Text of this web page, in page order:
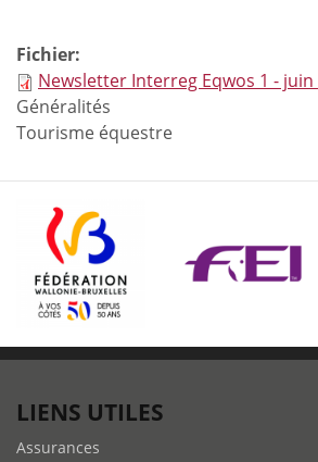
Fichier:
Newsletter Interreg Eqwos 1 - juin
Généralités
Tourisme équestre
LIENS UTILES
Assurances